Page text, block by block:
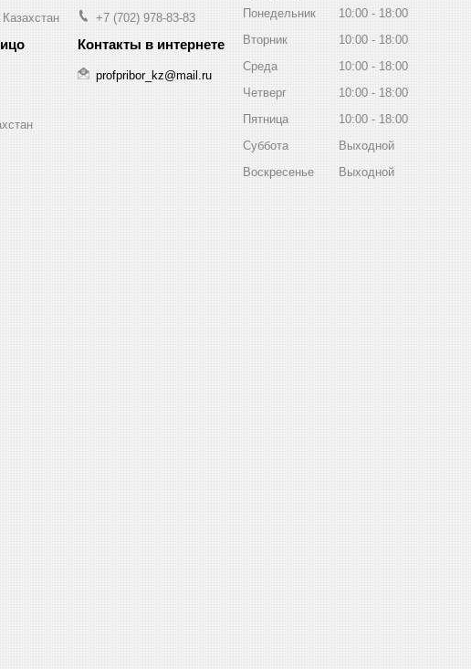
+7 (702) 978-83-83
profpribor_kz@mail.ru
Понедельник 10:00
18:00
Вторник
10:00
18:00
Среда
10:00
18:00
Четверг
10:00
18:00
Пятница
10:00
18:00
Суббота
Выходной
Воскресенье
Выходной